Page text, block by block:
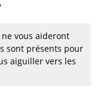
vous aideront
sont présents pour
aiguiller vers les